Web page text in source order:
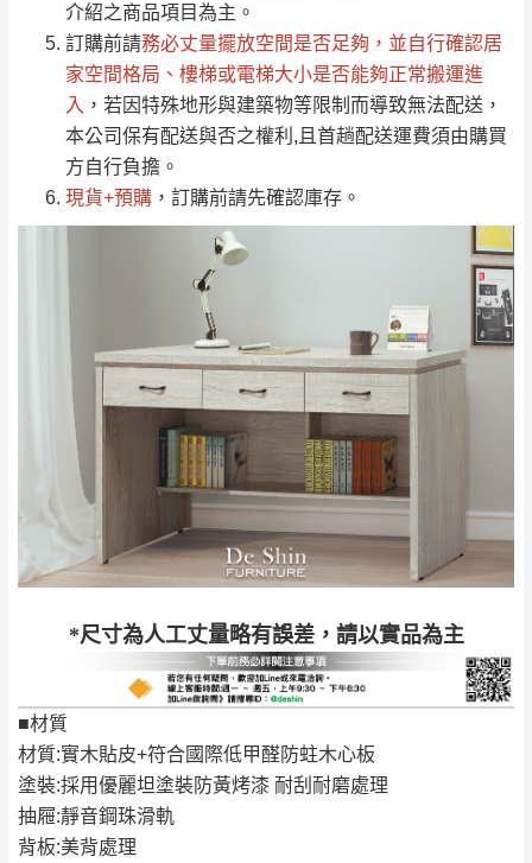
介紹之商品項目為主。
訂購前請務必丈量擺放空間是否足夠 ，並自行確認居
家空間格局、 樓梯或電梯大小是否能夠正常搬運進
入 ，若因特殊地形與建築物等限制而導致無法配送，
本公司保有配送與否之權利,且首趟配送運費須由購買
方自行負擔。
現貨+預購 ，訂購前請先確認庫存。
*尺寸為人工丈量略有誤差，請以實品為主
■材質
材質:實木貼皮+符合國際低甲醛防蛀木心板
塗裝:採用優麗坦塗裝防黃烤漆 耐刮耐磨處理
抽屜:靜音鋼珠滑軌
背板:美背處理
免 運
費
＊A108產品另收運費
新竹
峨眉鄉、五峰鄉、
橫山、北埔鄉、尖
石鄉、寶山鄉山
區、新埔山區、芎
雙溪、貢寮、烏
來、平溪、九份、
石門、林口 下福
里、新店山區、三
峽山區、石碇、坪
林、福隆、淡水山
區、北投湖山路、
深坑山區
基隆
$ 9,000以上：免
$ 9,000以下：
NT$500元
＊A108產品另收運費
基隆山區
苗栗
運費
$ 9,000以下：
卓蘭鎮、三灣、通
霄山區、西湖、泰
接單後二日內(不含例假日)，我們客服會與您
電話聯絡或E-Mail通知確認訂單。
（線上客
服 LINE → @dershin）
下單前先詢問是否現貨 ，若未詢問下單後無
現貨我們客服會再來電或E-Mail與您聯絡
（洽詢方式請搜尋 Line ID →
地區恕無法提供運送 (詳見運送規章)。
苗栗至基隆；其它地區暫不開放，如因特殊
地型限制(山區、鄉、鎮、村)、樓梯太小、無
法搬運上樓等因素，導致無法配送，
本公司
保有出貨的權利。
保護物流人員的工作安全，賣家無提供吊掛
服務，若需以吊車或其他的吊掛方式吊運，
費用將由買方自行支付。
因大型傢俱有組裝、配送的問題，並非一般
機當天到貨前皆會再與您通知，讓你不用整
天在家等貨，以節省您的寶貴時間。
由於百貨公司配送較為不易，故暫無法配送
至百貨公司內部。
發票寄送：
若您選擇三聯式或索取兩聯式發票，發票將於商品